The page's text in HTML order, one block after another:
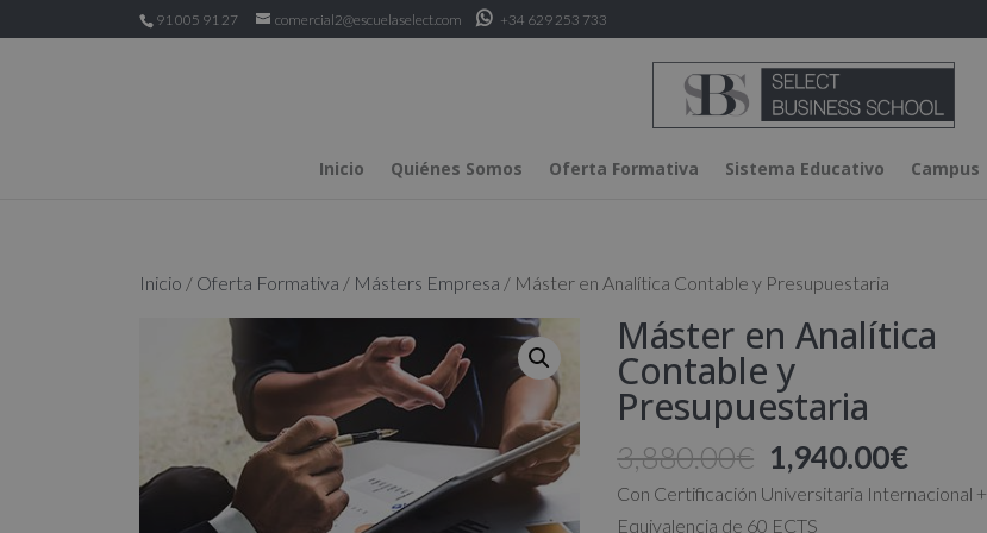
91 005 91 27 comercial2@escuelaselect.com +34 629 253 733
Inicio Quiénes Somos Oferta Formativa Sistema Educativo Campus
Inicio / Oferta Formativa / Másters Empresa / Máster en Analítica Contable y Presupuestaria
Máster en Analítica
Contable y
Presupuestaria
3,880.00€ El
precio
original
1,940.00€El
precio
Con Certificación Universitaria Internacional +
Equivalencia de 60 ECTS